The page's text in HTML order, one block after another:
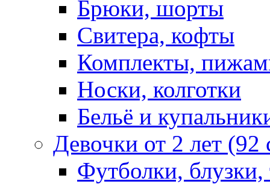
Брюки, шорты
Свитера, кофты
Комплекты,
Носки, колготки
Бельё и
Девочки от 2 лет
Футболки,